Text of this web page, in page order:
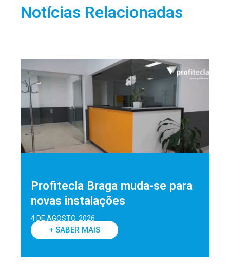
Notícias Relacionadas
Profitecla Braga muda-se para
novas instalações
4 DE AGOSTO, 2026
+ SABER MAIS